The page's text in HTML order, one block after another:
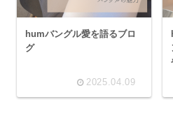
humバングル愛を語るブロ
グ
2025.04.09